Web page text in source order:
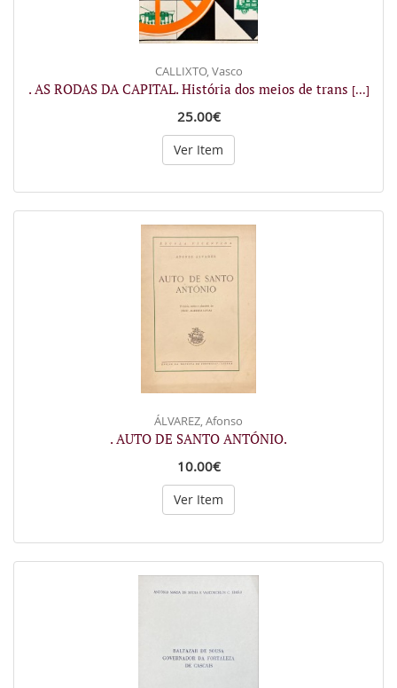
CALLIXTO, Vasco
. AS RODAS DA CAPITAL. História dos meios de trans [...]
25.00€
Ver Item
ÁLVAREZ, Afonso
. AUTO DE SANTO ANTÓNIO.
10.00€
Ver Item